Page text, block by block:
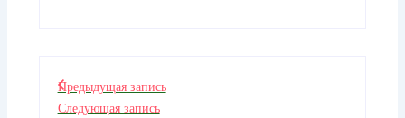
Предыдущая запись
Следующая запись